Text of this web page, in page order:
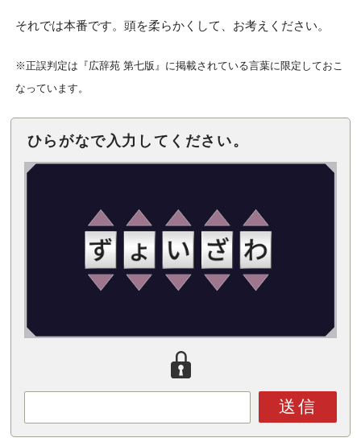
それでは本番です。頭を柔らかくして、お考えください。
※正誤判定は『広辞苑 第七版』に掲載されている言葉に限定しておこ
なっています。
ひらがなで入力してください。
送信